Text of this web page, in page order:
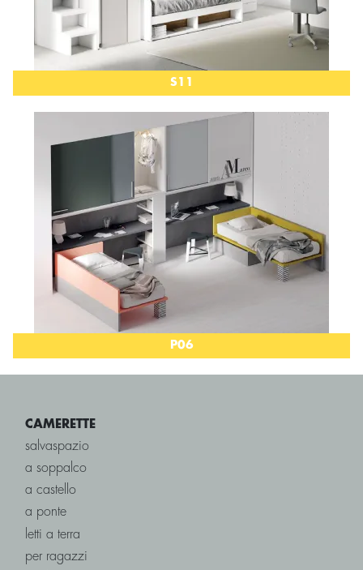
S11
P06
CAMERETTE
salvaspazio
a soppalco
a castello
a ponte
letti a terra
per ragazzi